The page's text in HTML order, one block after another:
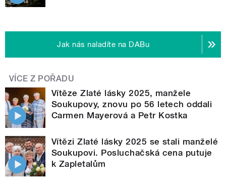
Jak nás naladíte na DABu
VÍCE Z POŘADU
Vítěze Zlaté lásky 2025, manžele
Soukupovy, znovu po 56 letech oddali
Carmen Mayerová a Petr Kostka
Vítězi Zlaté lásky 2025 se stali manželé
Soukupovi. Posluchačská cena putuje
k Zapletalům